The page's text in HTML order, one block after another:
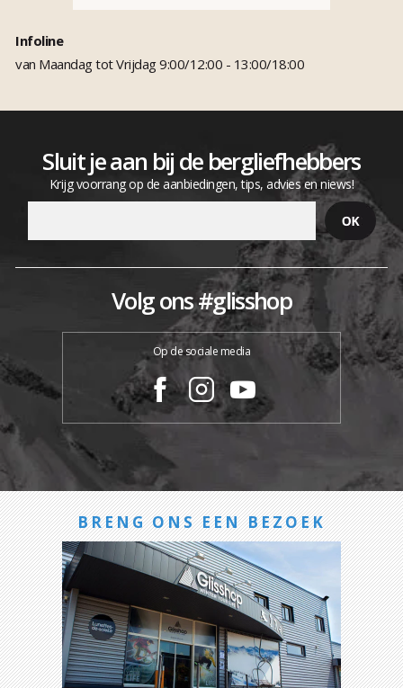
Infoline
van Maandag tot Vrijdag 9:00/12:00 - 13:00/18:00
Sluit je aan bij de bergliefhebbers
Krijg voorrang op de aanbiedingen, tips, advies en niews!
Volg ons #glisshop
Op de sociale media
BRENG ONS EEN BEZOEK